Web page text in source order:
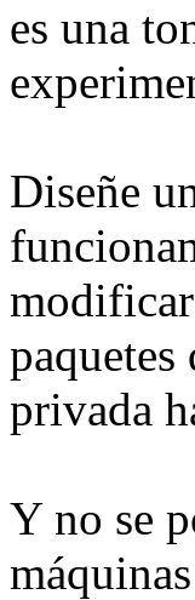
es una
Diseñe
privada
Y no se